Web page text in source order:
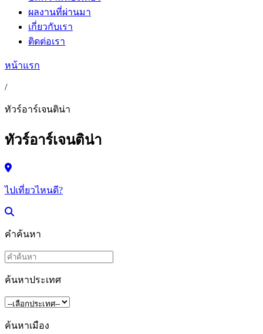
ผลงานที่ผ่านมา
เกี่ยวกับเรา
ติดต่อเรา
หน้าแรก
/
ทัวร์อาร์เจนติน่า
ทัวร์อาร์เจนติน่า
ไปเที่ยวไหนดี?
คำค้นหา
ค้นหาประเทศ
ค้นหาเมือง